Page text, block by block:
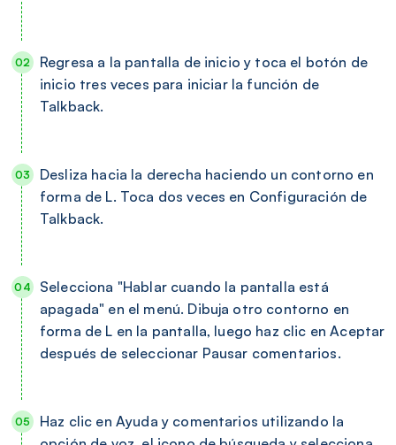
Regresa a la pantalla de inicio y toca el botón de
inicio tres veces para iniciar la función de
Talkback.
Desliza hacia la derecha haciendo un contorno en
forma de L. Toca dos veces en Configuración de
Talkback.
Selecciona "Hablar cuando la pantalla está
apagada" en el menú. Dibuja otro contorno en
forma de L en la pantalla, luego haz clic en Aceptar
después de seleccionar Pausar comentarios.
Haz clic en Ayuda y comentarios utilizando la